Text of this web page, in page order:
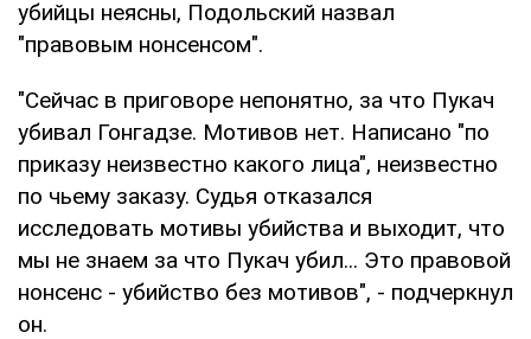
убийцы неясны, Подольский назвал
"правовым нонсенсом".
"Сейчас в приговоре непонятно, за что Пукач
убивал Гонгадзе. Мотивов нет. Написано "по
приказу неизвестно какого лица", неизвестно
по чьему заказу. Судья отказался
исследовать мотивы убийства и выходит, что
мы не знаем за что Пукач убил... Это правовой
нонсенс - убийство без мотивов", - подчеркнул
он.